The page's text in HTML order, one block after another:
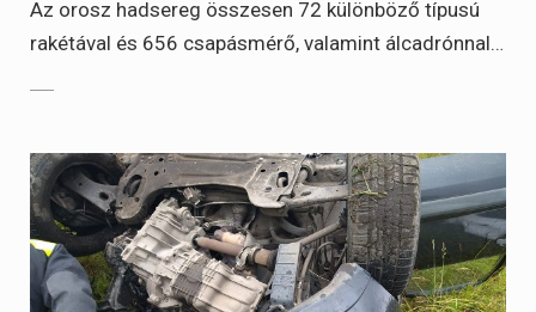
Az orosz hadsereg összesen 72 különböző típusú
rakétával és 656 csapásmérő, valamint álcadrónnal…